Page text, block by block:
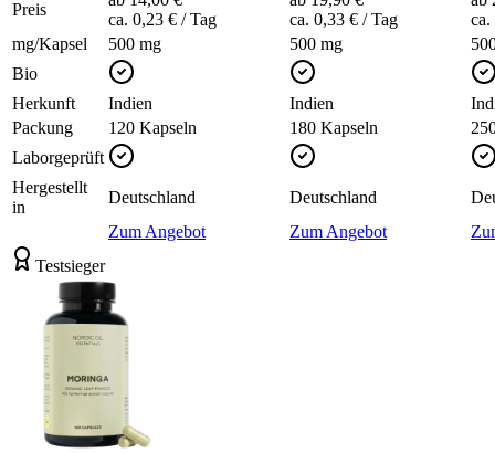
Preis
ca. 0,23 € / Tag
ca. 0,33 € / Tag
ca.
mg/Kapsel
500 mg 500 mg
Bio
Herkunft
Indien Indien
Packung
120 Kapseln 180 Kapseln
Laborgeprüft
Hergestellt
in
Deutschland Deutschland
Zum Angebot
Zum Angebot
Testsieger